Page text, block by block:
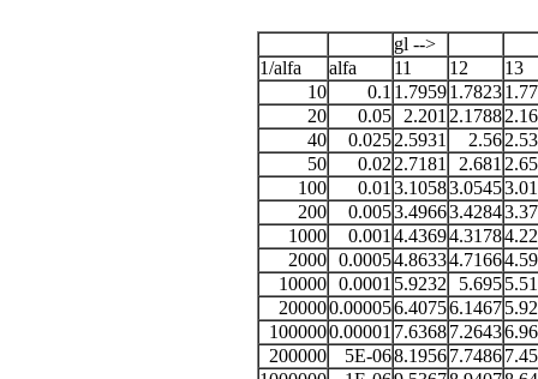
gl -->
1/alfa
alfa 11 12
13
10
0.1 1.7959 1.7823
20
0.05 2.201 2.1788
40
0.025 2.5931 2.56
50
0.02 2.7181 2.681
100
0.01 3.10583.0545
200
0.0053.49663.4284
1000
0.001 4.43694.3178
2000
0.00054.86334.7166
10000
0.0001 5.9232 5.695
200000.000056.40756.1467
1000000.00001 7.6368 7.2643
200000
5E-068.1956 7.7486